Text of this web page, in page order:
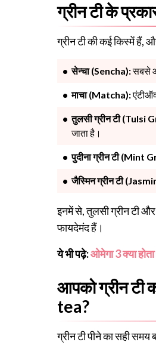
ग्रीन टी के
ग्रीन टी की कई किस्में हैं,
सेन्चा (Sencha):सबसे
माचा (Matcha):
तुलसी ग्रीन टी (Tulsi
जाता है।
पुदीना ग्रीन टी (Mint
जैस्मिन ग्रीन टी
इनमें से, तुलसी ग्रीन टी और
फायदेमंद हैं।
ये भी पढ़े:ओमेगा 3 क्या
आपको ग्रीन टी
tea?
ग्रीन टी पीने का सही